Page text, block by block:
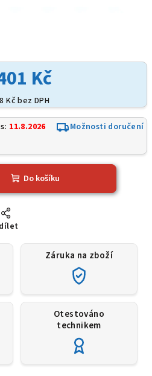
Kč
Kč bez DPH
11.8.2026
Možnosti doručení
Do košíku
Záruka na zboží
Otestováno
technikem